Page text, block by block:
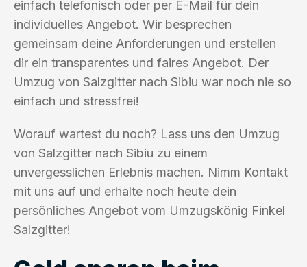
einfach telefonisch oder per E-Mail für dein
individuelles Angebot. Wir besprechen
gemeinsam deine Anforderungen und erstellen
dir ein transparentes und faires Angebot. Der
Umzug von Salzgitter nach Sibiu war noch nie so
einfach und stressfrei!
Worauf wartest du noch? Lass uns den Umzug
von Salzgitter nach Sibiu zu einem
unvergesslichen Erlebnis machen. Nimm Kontakt
mit uns auf und erhalte noch heute dein
persönliches Angebot vom Umzugskönig Finkel
Salzgitter!